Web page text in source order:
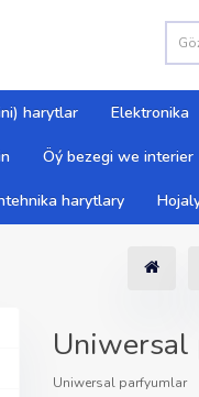
harytlar Elektronika
Öý bezegi we interier
harytlary
Uniwersal parfyumlar